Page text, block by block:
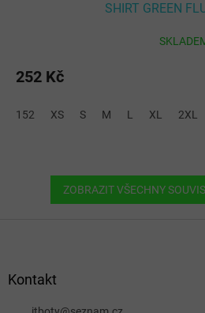
SHIRT GREEN
252 Kč
152 XS S M L XL 2XL
ZOBRAZIT VŠECHNY
Kontakt